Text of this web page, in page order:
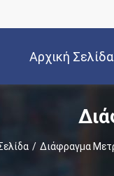
Αρχική Σελίδα
/ Διάφραγμα